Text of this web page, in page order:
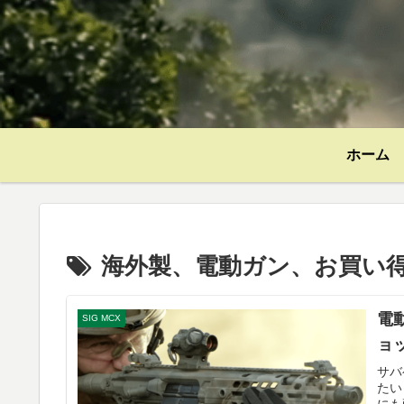
ホーム
海外製、電動ガン、お買い
SIG MCX
電
ョ
サ
た